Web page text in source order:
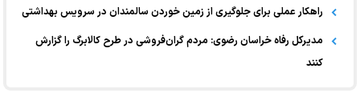
راهکار عملی برای جلوگیری از زمین خوردن سالمندان در سرویس بهداشتی
مدیرکل رفاه خراسان رضوی: مردم گران‌فروشی در طرح کالابرگ را گزارش
کنند